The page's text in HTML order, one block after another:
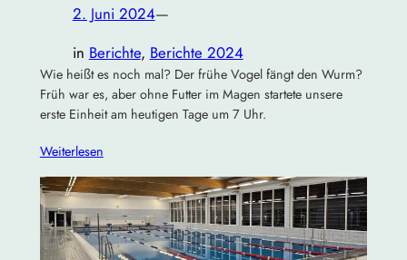
2. Juni 2024—
in Berichte, Berichte 2024
Wie heißt es noch mal? Der frühe Vogel fängt den Wurm?
Früh war es, aber ohne Futter im Magen startete unsere
erste Einheit am heutigen Tage um 7 Uhr.
Weiterlesen